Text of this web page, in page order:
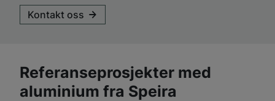
Kontakt oss
Referanseprosjekter med
aluminium fra Speira